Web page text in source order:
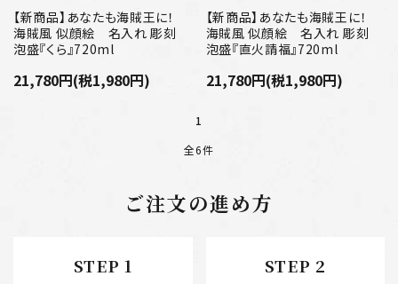
【新商品】あなたも海賊王に！
海賊風 似顔絵 名入れ 彫刻
泡盛『くら』720ml
21,780円(税1,980円)
【新商品】あなたも海賊王に！
海賊風 似顔絵 名入れ 彫刻
泡盛『直火請福』720ml
21,780円(税1,980円)
1
全6件
ご注文の進め方
STEP 1 STEP 2